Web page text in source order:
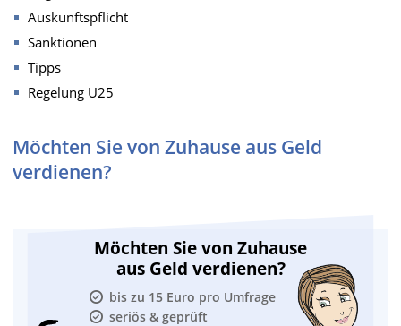
Auskunftspflicht
Sanktionen
Tipps
Regelung U25
Möchten Sie von Zuhause aus Geld
verdienen?
Möchten Sie von Zuhause
aus Geld verdienen?
bis zu 15 Euro pro Umfrage
seriös & geprüft